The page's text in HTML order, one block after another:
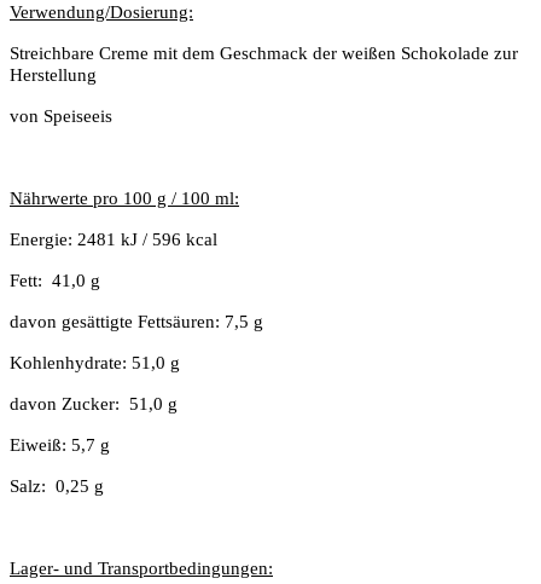
Verwendung/Dosierung:
Streichbare Creme mit dem Geschmack der weißen Schokolade zur
Herstellung
von Speiseeis
Nährwerte pro 100 g / 100 ml:
Energie: 2481 kJ / 596 kcal
Fett: 41,0 g
davon gesättigte Fettsäuren: 7,5 g
Kohlenhydrate: 51,0 g
davon Zucker: 51,0 g
Eiweiß: 5,7 g
Salz: 0,25 g
Lager- und Transportbedingungen: